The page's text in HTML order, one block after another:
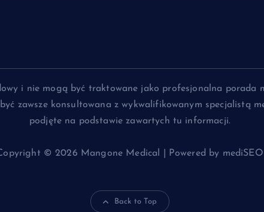
i nie mogą być traktowane jako profesjonalna porada
zawsze konsultowana z wykwalifikowanym specjalistą
podjęte na podstawie zawartych tu informacji.
© 2026 Mangone Medical | Powered by mediSEO
Back to Top